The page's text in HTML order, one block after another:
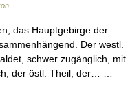
das Hauptgebirge der
Der westl.
schwer zugänglich, mit
der östl. Theil, der… …